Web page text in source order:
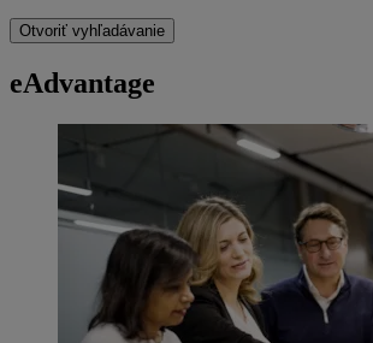
Otvoriť vyhľadávanie
eAdvantage